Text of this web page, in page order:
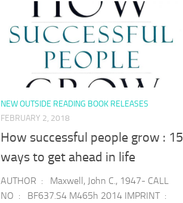
NEW OUTSIDE READING BOOK RELEASES
FEBRUARY 2, 2018
How successful people grow : 15
ways to get ahead in life
AUTHOR : Maxwell, John C., 1947- CALL
NO : BF637.S4 M465h 2014 IMPRINT :